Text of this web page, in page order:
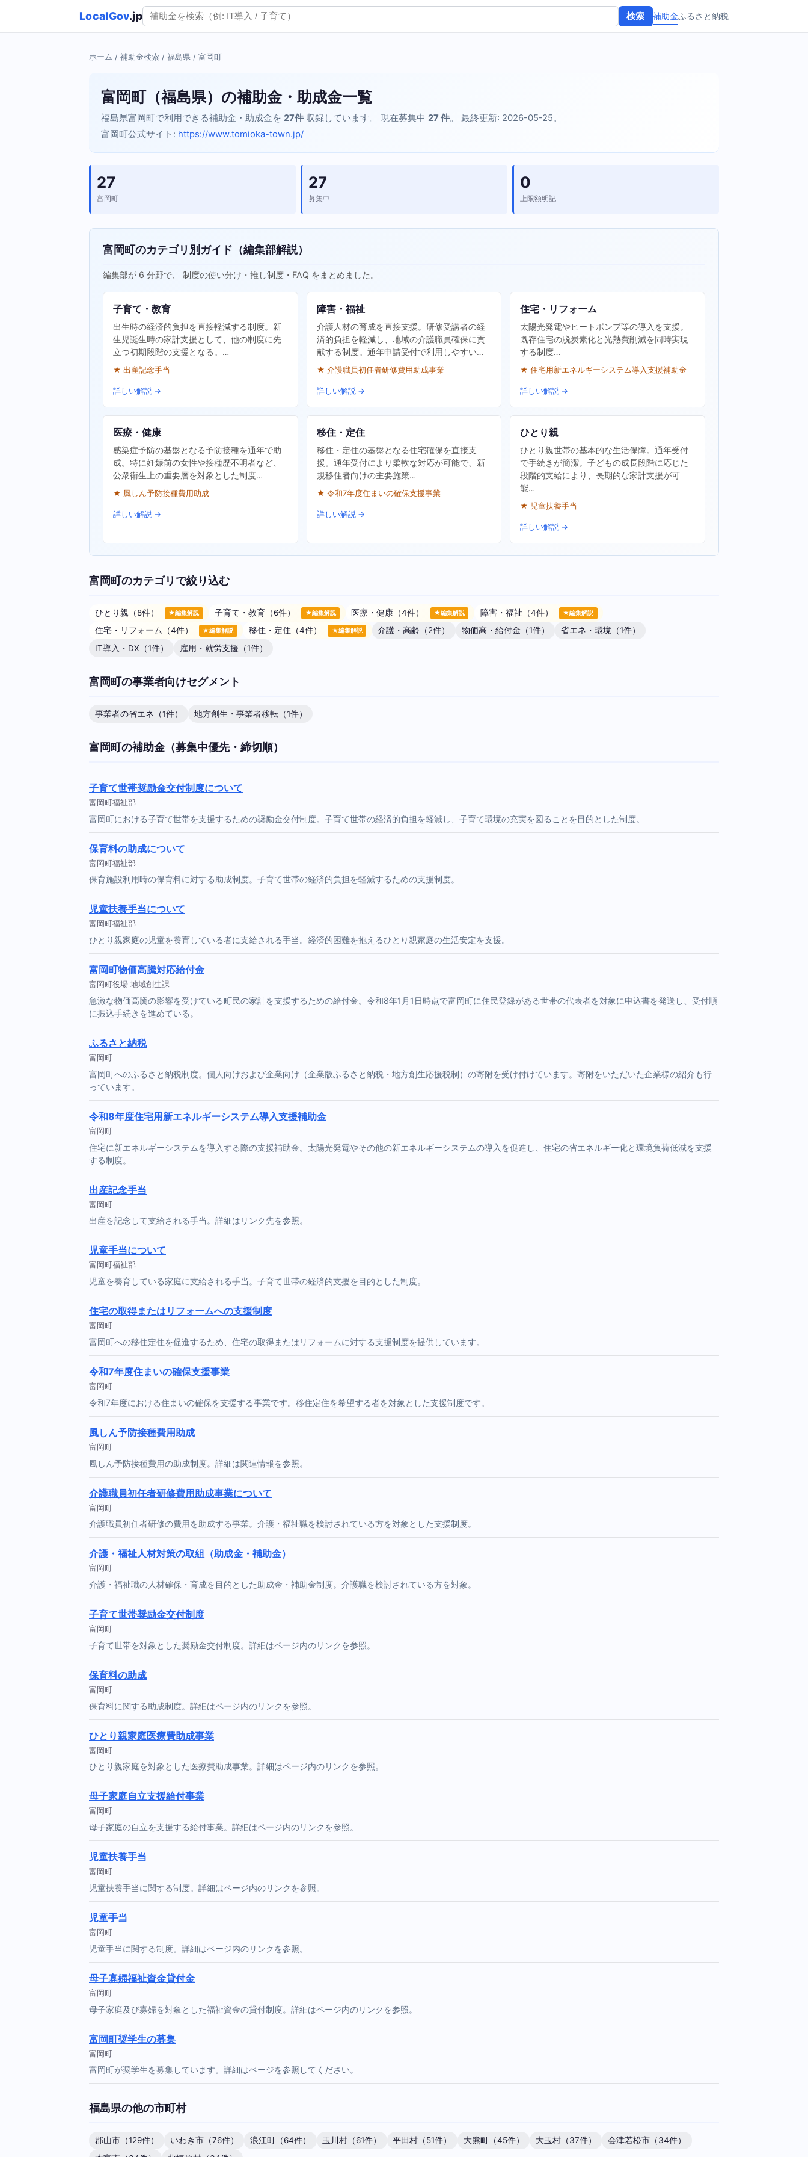
LocalGov.jp 検索 補助金ふるさと納税
ホーム / 補助金検索 / 福島県 / 富岡町
富岡町（福島県）の補助金・助成金一覧
福島県富岡町で利用できる補助金・助成金を 27件 収録しています。 現在募集中 27 件。 最終更新: 2026-05-25。
富岡町公式サイト: https://www.tomioka-town.jp/
27
富岡町
27
募集中
0
上限額明記
富岡町のカテゴリ別ガイド（編集部解説）
編集部が 6 分野で、 制度の使い分け・推し制度・FAQ をまとめました。
子育て・教育
出生時の経済的負担を直接軽減する制度。新
生児誕生時の家計支援として、他の制度に先
立つ初期段階の支援となる。…
★ 出産記念手当
詳しい解説 →
障害・福祉
介護人材の育成を直接支援。研修受講者の経
済的負担を軽減し、地域の介護職員確保に貢
献する制度。通年申請受付で利用しやすい…
★ 介護職員初任者研修費用助成事業
詳しい解説 →
住宅・リフォーム
太陽光発電やヒートポンプ等の導入を支援。
既存住宅の脱炭素化と光熱費削減を同時実現
する制度…
★ 住宅用新エネルギーシステム導入支援補助金
詳しい解説 →
医療・健康
感染症予防の基盤となる予防接種を通年で助
成。特に妊娠前の女性や接種歴不明者など、
公衆衛生上の重要層を対象とした制度…
★ 風しん予防接種費用助成
詳しい解説 →
移住・定住
移住・定住の基盤となる住宅確保を直接支
援。通年受付により柔軟な対応が可能で、新
規移住者向けの主要施策…
★ 令和7年度住まいの確保支援事業
詳しい解説 →
ひとり親
ひとり親世帯の基本的な生活保障。通年受付
で手続きが簡潔。子どもの成長段階に応じた
段階的支給により、長期的な家計支援が可
能…
★ 児童扶養手当
詳しい解説 →
富岡町のカテゴリで絞り込む
ひとり親（8件） ★編集解説 子育て・教育（6件） ★編集解説 医療・健康（4件） ★編集解説 障害・福祉（4件） ★編集解説
住宅・リフォーム（4件） ★編集解説 移住・定住（4件） ★編集解説 介護・高齢（2件） 物価高・給付金（1件）
省エネ・環境（1件）
IT導入・DX（1件）
雇用・就労支援（1件）
富岡町の事業者向けセグメント
事業者の省エネ（1件） 地方創生・事業者移転（1件）
富岡町の補助金（募集中優先・締切順）
子育て世帯奨励金交付制度について
富岡町福祉部
富岡町における子育て世帯を支援するための奨励金交付制度。子育て世帯の経済的負担を軽減し、子育て環境の充実を図ることを目的とした制度。
保育料の助成について
富岡町福祉部
保育施設利用時の保育料に対する助成制度。子育て世帯の経済的負担を軽減するための支援制度。
児童扶養手当について
富岡町福祉部
ひとり親家庭の児童を養育している者に支給される手当。経済的困難を抱えるひとり親家庭の生活安定を支援。
富岡町物価高騰対応給付金
富岡町役場 地域創生課
急激な物価高騰の影響を受けている町民の家計を支援するための給付金。令和8年1月1日時点で富岡町に住民登録がある世帯の代表者を対象に申込書を発送し、受付順
に振込手続きを進めている。
ふるさと納税
富岡町
富岡町へのふるさと納税制度。個人向けおよび企業向け（企業版ふるさと納税・地方創生応援税制）の寄附を受け付けています。寄附をいただいた企業様の紹介も行
っています。
令和8年度住宅用新エネルギーシステム導入支援補助金
富岡町
住宅に新エネルギーシステムを導入する際の支援補助金。太陽光発電やその他の新エネルギーシステムの導入を促進し、住宅の省エネルギー化と環境負荷低減を支援
する制度。
出産記念手当
富岡町
出産を記念して支給される手当。詳細はリンク先を参照。
児童手当について
富岡町福祉部
児童を養育している家庭に支給される手当。子育て世帯の経済的支援を目的とした制度。
住宅の取得またはリフォームへの支援制度
富岡町
富岡町への移住定住を促進するため、住宅の取得またはリフォームに対する支援制度を提供しています。
令和7年度住まいの確保支援事業
富岡町
令和7年度における住まいの確保を支援する事業です。移住定住を希望する者を対象とした支援制度です。
風しん予防接種費用助成
富岡町
風しん予防接種費用の助成制度。詳細は関連情報を参照。
介護職員初任者研修費用助成事業について
富岡町
介護職員初任者研修の費用を助成する事業。介護・福祉職を検討されている方を対象とした支援制度。
介護・福祉人材対策の取組（助成金・補助金）
富岡町
介護・福祉職の人材確保・育成を目的とした助成金・補助金制度。介護職を検討されている方を対象。
子育て世帯奨励金交付制度
富岡町
子育て世帯を対象とした奨励金交付制度。詳細はページ内のリンクを参照。
保育料の助成
富岡町
保育料に関する助成制度。詳細はページ内のリンクを参照。
ひとり親家庭医療費助成事業
富岡町
ひとり親家庭を対象とした医療費助成事業。詳細はページ内のリンクを参照。
母子家庭自立支援給付事業
富岡町
母子家庭の自立を支援する給付事業。詳細はページ内のリンクを参照。
児童扶養手当
富岡町
児童扶養手当に関する制度。詳細はページ内のリンクを参照。
児童手当
富岡町
児童手当に関する制度。詳細はページ内のリンクを参照。
母子寡婦福祉資金貸付金
富岡町
母子家庭及び寡婦を対象とした福祉資金の貸付制度。詳細はページ内のリンクを参照。
富岡町奨学生の募集
富岡町
富岡町が奨学生を募集しています。詳細はページを参照してください。
福島県の他の市町村
郡山市（129件） いわき市（76件） 浪江町（64件） 玉川村（61件） 平田村（51件） 大熊町（45件） 大玉村（37件）
会津若松市（34件）